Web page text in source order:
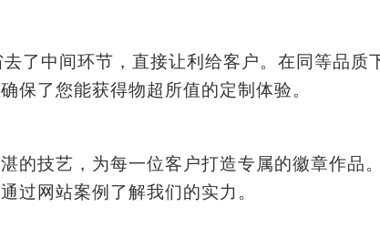
了中间环节，直接让利给客户。在同等品质
保了您能获得物超所值的定制体验。
的技艺，为每一位客户打造专属的徽章作品
过网站案例了解我们的实力。